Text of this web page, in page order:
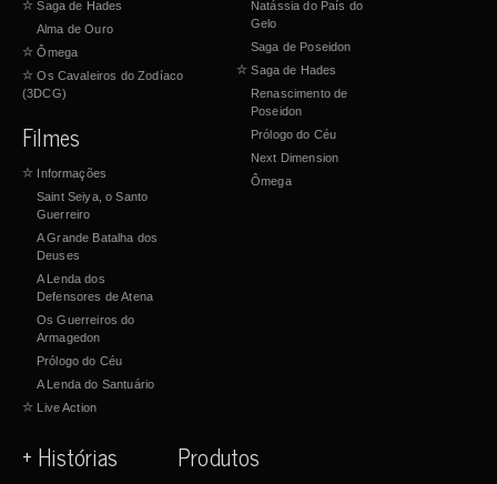
☆ Saga de Hades
Alma de Ouro
☆ Ômega
☆ Os Cavaleiros do Zodíaco
(3DCG)
Filmes
☆ Informações
Saint Seiya, o Santo
Guerreiro
A Grande Batalha dos
Deuses
A Lenda dos
Defensores de Atena
Os Guerreiros do
Armagedon
Prólogo do Céu
A Lenda do Santuário
☆ Live Action
Natássia do País do
Gelo
Saga de Poseidon
☆ Saga de Hades
Renascimento de
Poseidon
Prólogo do Céu
Next Dimension
Ômega
+ Histórias Produtos